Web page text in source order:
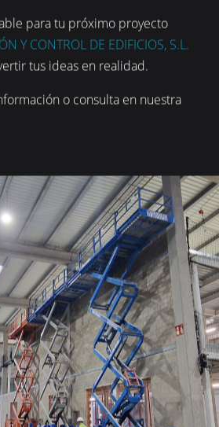
para tu próximo proyecto
Y CONTROL DE EDIFICIOS, S.L.
tus ideas en realidad.
o consulta en nuestra